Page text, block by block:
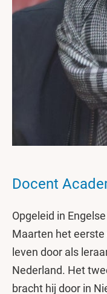
Docent
Opgeleid in
Maarten het
leven door als
Nederland. Het
bracht hij door in